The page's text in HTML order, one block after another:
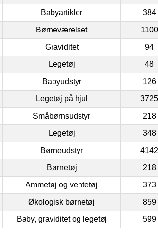
Babyartikler 384
Børneværelset 1100
Graviditet 94
Legetøj 48
Babyudstyr 126
Legetøj på hjul 3725
Småbørnsudstyr 218
Legetøj 348
Børneudstyr 4142
Børnetøj 218
Ammetøj og ventetøj 373
Økologisk børnetøj 859
Baby, graviditet og legetøj 599